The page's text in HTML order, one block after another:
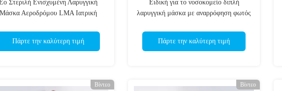
Στεριλή Ενισχυμένη Λαρυγγική
Μάσκα Αεροδρόμου LMA Ιατρική
Πάρτε την καλύτερη τιμή
Ειδική για το νοσοκομείο διπλή
λαρυγγική μάσκα με αναρρόφηση φωτός
Πάρτε την καλύτερη τιμή
Βίντεο Βίντεο